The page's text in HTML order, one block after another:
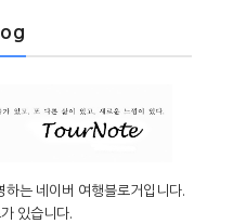
는 네이버 여행블로거입니다.
있습니다.